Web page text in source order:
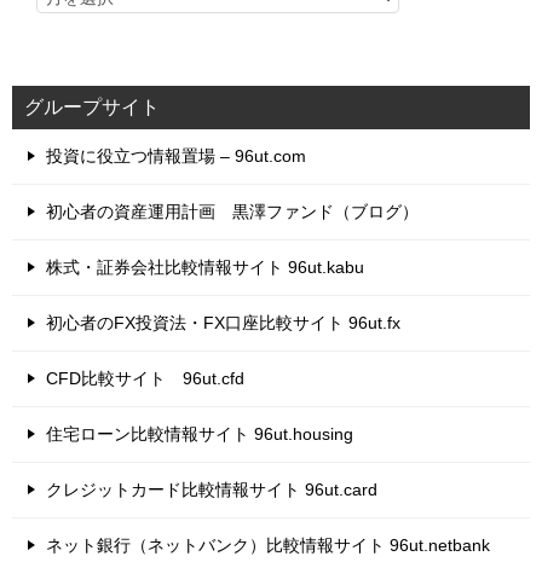
グループサイト
投資に役立つ情報置場 – 96ut.com
初心者の資産運用計画 黒澤ファンド（ブログ）
株式・証券会社比較情報サイト 96ut.kabu
初心者のFX投資法・FX口座比較サイト 96ut.fx
CFD比較サイト 96ut.cfd
住宅ローン比較情報サイト 96ut.housing
クレジットカード比較情報サイト 96ut.card
ネット銀行（ネットバンク）比較情報サイト 96ut.netbank